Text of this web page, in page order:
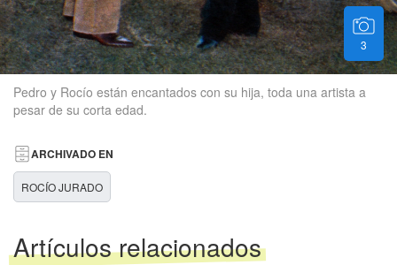
3
Pedro y Rocío están encantados con su hija, toda una artista a
pesar de su corta edad.
ARCHIVADO EN
ROCÍO JURADO
Artículos relacionados